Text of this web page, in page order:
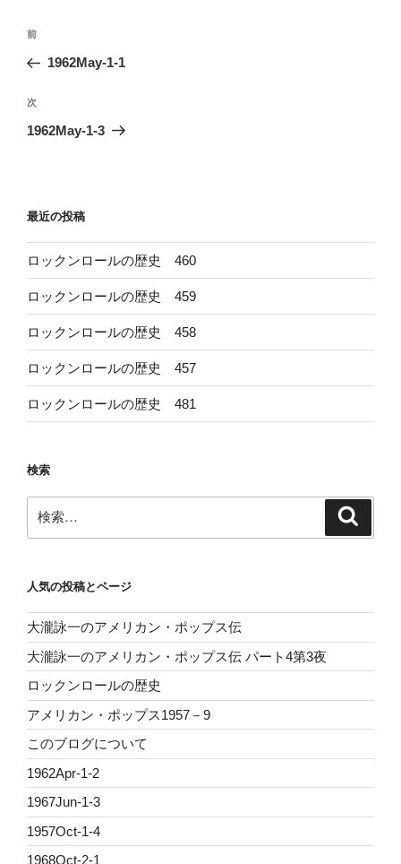
投
ナ
ビ
ゲ
ン
前
の
稿
前
1962May-1-1
次
の
次
1962May-1-3
最近の投稿
ロックンロールの歴史 460
ロックンロールの歴史 459
ロックンロールの歴史 458
ロックンロールの歴史 457
ロックンロールの歴史 481
検索
索:
人気の投稿とページ
大瀧詠一のアメリカン・ポップス伝
大瀧詠一のアメリカン・ポップス伝 パート4第3夜
ロックンロールの歴史
アメリカン・ポップス1957－9
このブログについて
1962Apr-1-2
1967Jun-1-3
1957Oct-1-4
1968Oct-2-1